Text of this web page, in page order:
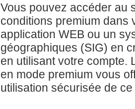
Vous pouvez accéder au
conditions premium dans
application WEB ou un
géographiques (SIG) en
en utilisant votre compte.
en mode premium vous
utilisation sécurisée de